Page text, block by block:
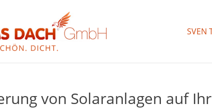
SVEN
von Solaranlagen auf